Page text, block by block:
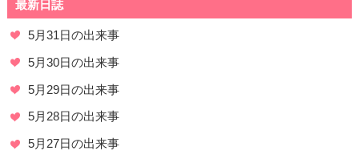
最新日誌
5月31日の出来事
5月30日の出来事
5月29日の出来事
5月28日の出来事
5月27日の出来事